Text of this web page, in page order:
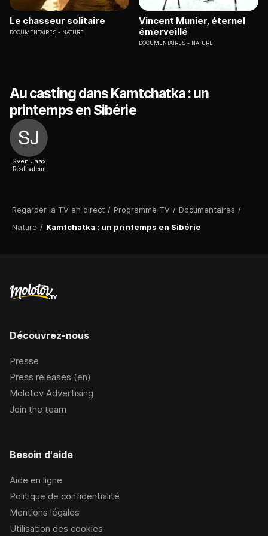
Regarder la TV en direct / Programme TV / Documentaires /
Nature / Kamtchatka : un printemps en Sibérie
Le chasseur solitaire
DOCUMENTAIRES NATURE
Vincent Munier, éternel
émerveillé
DOCUMENTAIRES NATURE
Au casting dans Kamtchatka : un
printemps en Sibérie
Sven Jaax
Réalisateur
Découvrez-nous
Presse
Press releases (en)
Molotov Advertising
Join the team
Besoin d'aide
Aide en ligne
Politique de confidentialité
Mentions légales
Utilisation des cookies